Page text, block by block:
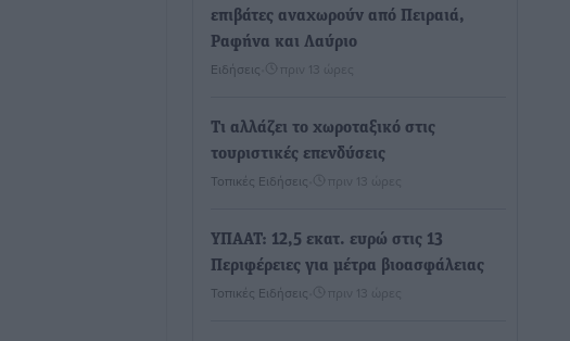
επιβάτες αναχωρούν από Πειραιά,
Ραφήνα και Λαύριο
Ειδήσεις πριν 13 ώρες
Τι αλλάζει το χωροταξικό στις
τουριστικές επενδύσεις
Τοπικές Ειδήσεις πριν 13 ώρες
ΥΠΑΑΤ: 12,5 εκατ. ευρώ στις 13
Περιφέρειες για μέτρα βιοασφάλειας
Τοπικές Ειδήσεις πριν 13 ώρες